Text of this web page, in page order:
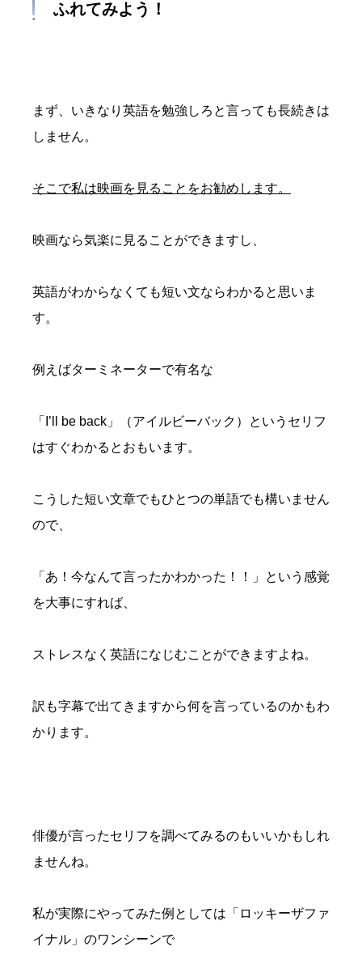
ふれてみよう！
まず、いきなり英語を勉強しろと言っても長続きは
しません。
そこで私は映画を見ることをお勧めします。
映画なら気楽に見ることができますし、
英語がわからなくても短い文ならわかると思いま
す。
例えばターミネーターで有名な
「I’ll be back」（アイルビーバック）というセリフ
はすぐわかるとおもいます。
こうした短い文章でもひとつの単語でも構いません
ので、
「あ！今なんて言ったかわかった！！」という感覚
を大事にすれば、
ストレスなく英語になじむことができますよね。
訳も字幕で出てきますから何を言っているのかもわ
かります。
俳優が言ったセリフを調べてみるのもいいかもしれ
ませんね。
私が実際にやってみた例としては「ロッキーザファ
イナル」のワンシーンで